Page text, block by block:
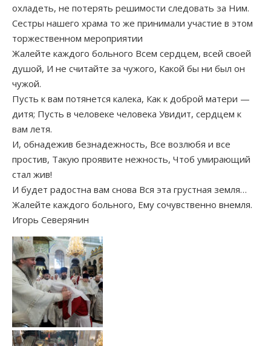
охладеть, не потерять решимости следовать за Ним.
Сестры нашего храма то же принимали участие в этом
торжественном мероприятии
Жалейте каждого больного Всем сердцем, всей своей
душой, И не считайте за чужого, Какой бы ни был он
чужой.
Пусть к вам потянется калека, Как к доброй матери —
дитя; Пусть в человеке человека Увидит, сердцем к
вам летя.
И, обнадежив безнадежность, Все возлюбя и все
простив, Такую проявите нежность, Чтоб умирающий
стал жив!
И будет радостна вам снова Вся эта грустная земля…
Жалейте каждого больного, Ему сочувственно внемля.
Игорь Северянин